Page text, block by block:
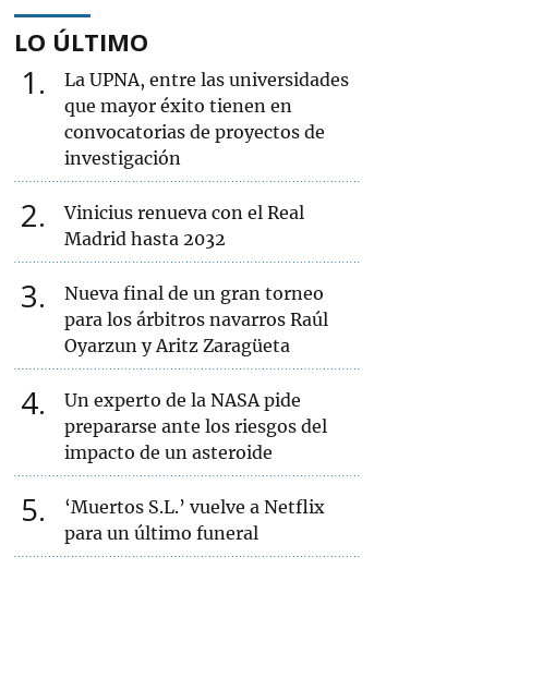
LO ÚLTIMO
1
La UPNA, entre las universidades
que mayor éxito tienen en
convocatorias de proyectos de
investigación
2
Vinicius renueva con el Real
Madrid hasta 2032
3
Nueva final de un gran torneo
para los árbitros navarros Raúl
Oyarzun y Aritz Zaragüeta
4
Un experto de la NASA pide
prepararse ante los riesgos del
impacto de un asteroide
5
‘Muertos S.L.’ vuelve a Netflix
para un último funeral